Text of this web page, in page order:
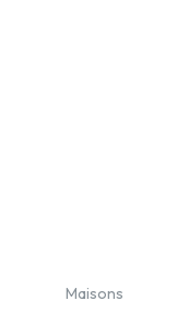
Maisons